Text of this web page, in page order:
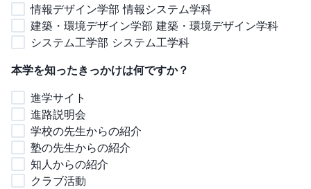
情報デザイン学部 情報システム学科
建築・環境デザイン学部 建築・環境デザイン学科
システム工学部 システム工学科
本学を知ったきっかけは何ですか？
進学サイト
進路説明会
学校の先生からの紹介
塾の先生からの紹介
知人からの紹介
クラブ活動